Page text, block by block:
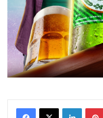
FacebookX Linkedin